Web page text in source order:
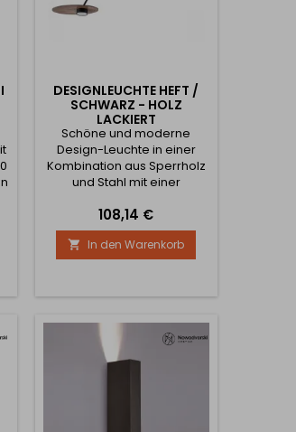
DESIGNLEUCHTE HEFT /
SCHWARZ - HOLZ
LACKIERT
Schöne und moderne
Design-Leuchte in einer
Kombination aus Sperrholz
und Stahl mit einer
gemacht. Die Höhe der
einzelnen Leuchte ist 350
mm. Die Leistung der
Leuchte ist 8W.
Preis
108,14 €
 In den Warenkorb